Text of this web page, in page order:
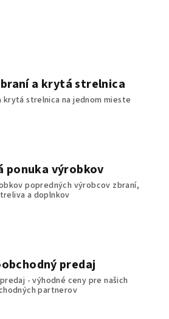
a krytá strelnica
krytá strelnica na jednom mieste
ponuka výrobkov
popredných výrobcov zbraní,
a doplnkov
predaj
- výhodné ceny pre našich
partnerov